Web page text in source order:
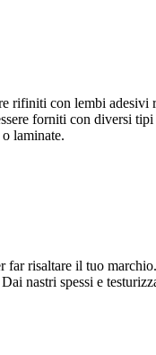
rifiniti con lembi
forniti con diversi
laminate.
risaltare il tuo
nastri spessi e